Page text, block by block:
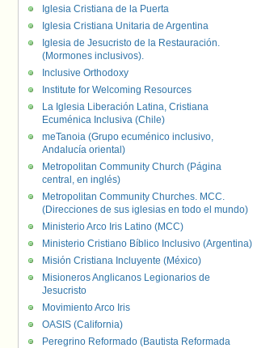
Iglesia Cristiana de la Puerta
Iglesia Cristiana Unitaria de Argentina
Iglesia de Jesucristo de la Restauración.
(Mormones inclusivos).
Inclusive Orthodoxy
Institute for Welcoming Resources
La Iglesia Liberación Latina, Cristiana
Ecuménica Inclusiva (Chile)
meTanoia (Grupo ecuménico inclusivo,
Andalucía oriental)
Metropolitan Community Church (Página
central, en inglés)
Metropolitan Community Churches. MCC.
(Direcciones de sus iglesias en todo el mundo)
Ministerio Arco Iris Latino (MCC)
Ministerio Cristiano Bíblico Inclusivo (Argentina)
Misión Cristiana Incluyente (México)
Misioneros Anglicanos Legionarios de
Jesucristo
Movimiento Arco Iris
OASIS (California)
Peregrino Reformado (Bautista Reformada